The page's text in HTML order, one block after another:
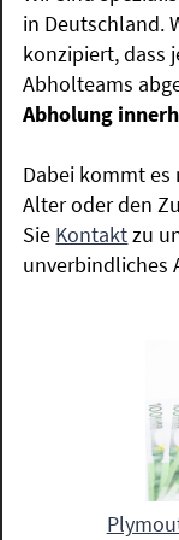
in Deutschland.
konzipiert, dass
Abholteams
Abholung
Dabei kommt
Alter oder den
Sie Kontaktzu
unverbindliches